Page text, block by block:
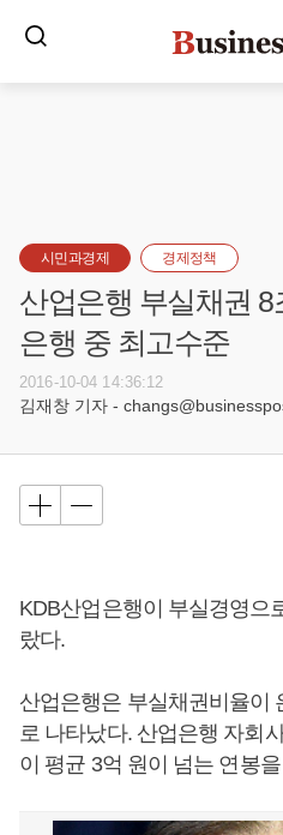
시민과경제 경제정책
산업은행 부실채권
은행 중 최고수준
2016-10-04 14:36:12
김재창 기자 -
KDB산업은행이 부실경영으
랐다.
산업은행은 부실채권비율이
로 나타났다. 산업은행 자회
이 평균 3억 원이 넘는 연봉